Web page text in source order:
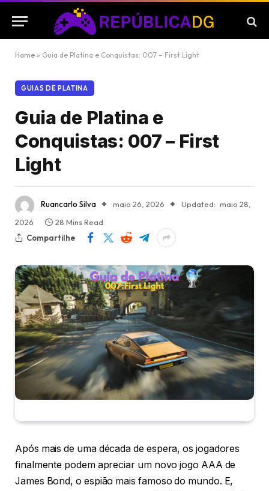
Home » Guia de Platina e Conquistas: 007 – First Light
GUIAS DE PLATINA
Guia de Platina e
Conquistas: 007 – First
Light
Ruancarlo Silva maio 26, 2026 Updated: maio 28,
2026
28 Mins Read
Compartilhe
Após mais de uma década de espera, os jogadores
finalmente podem apreciar um novo jogo AAA de
James Bond, o espião mais famoso do mundo. E,